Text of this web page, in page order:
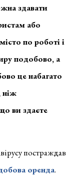
здавати
або
по роботі і
подобово, а
це набагато
ніж
ви здаєте
постраждав
оренда.